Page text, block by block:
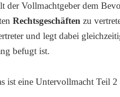
der Vollmachtgeber dem
Rechtsgeschäften zu
und legt dabei
befugt ist.